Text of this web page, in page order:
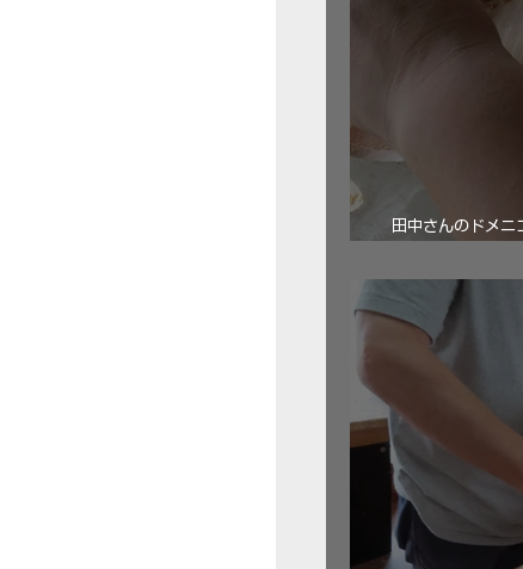
田中さんのドメ